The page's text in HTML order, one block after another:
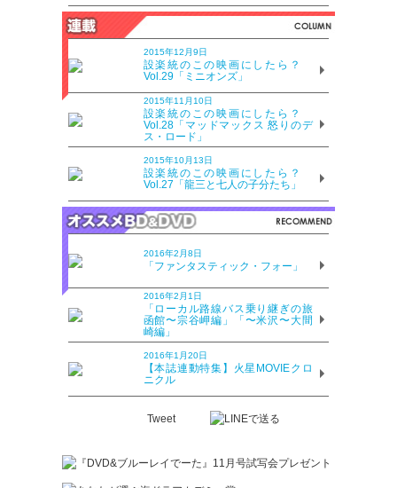
2015年12月9日
設楽統のこの映画にしたら？
Vol.29「ミニオンズ」
2015年11月10日
設楽統のこの映画にしたら？
Vol.28「マッドマックス 怒りのデ
ス・ロード」
2015年10月13日
設楽統のこの映画にしたら？
Vol.27「龍三と七人の子分たち」
2016年2月8日
「ファンタスティック・フォー」
2016年2月1日
「ローカル路線バス乗り継ぎの旅
函館〜宗谷岬編」「〜米沢〜大間
崎編」
2016年1月20日
【本誌連動特集】火星MOVIEクロ
ニクル
Tweet